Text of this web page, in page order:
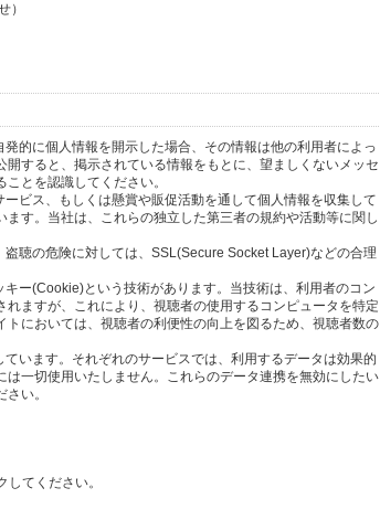
）
的に個人情報を開示した場合、その情報は他の利用者によっ
すると、掲示されている情報をもとに、望ましくないメッセ
とを認識してください。
ビス、もしくは懸賞や販促活動を通して個人情報を収集して
す。当社は、これらの独立した第三者の規約や活動等に関し
聴の危険に対しては、SSL(Secure Socket Layer)などの合理
ー(Cookie)という技術があります。当技術は、利用者のコン
ますが、これにより、視聴者の使用するコンピュータを特定
においては、視聴者の利便性の向上を図るため、視聴者数の
います。それぞれのサービスでは、利用するデータは効果的
一切使用いたしません。これらのデータ連携を無効にしたい
い。
てください。